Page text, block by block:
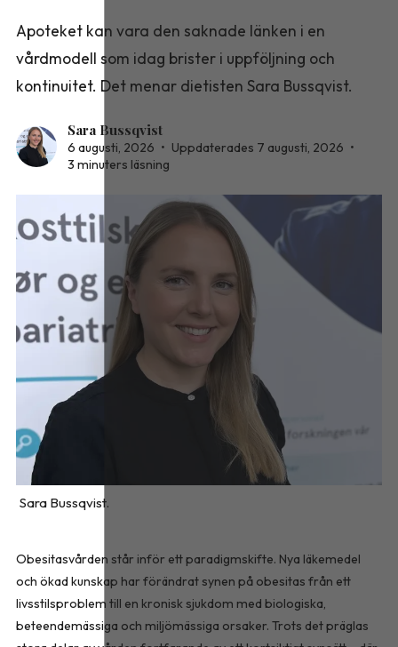
Apoteket kan vara den saknade länken i en
vårdmodell som idag brister i uppföljning och
kontinuitet. Det menar dietisten Sara Bussqvist.
Sara Bussqvist
6 augusti, 2026 • Uppdaterades 7 augusti, 2026 •
3 minuters läsning
Sara Bussqvist.
Obesitasvården står inför ett paradigmskifte. Nya läkemedel
och ökad kunskap har förändrat synen på obesitas från ett
livsstilsproblem till en kronisk sjukdom med biologiska,
beteendemässiga och miljömässiga orsaker. Trots det präglas